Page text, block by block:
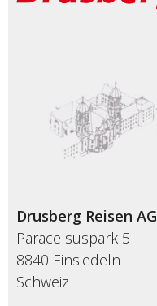
Drusberg Reisen AG
Paracelsuspark 5
8840 Einsiedeln
Schweiz